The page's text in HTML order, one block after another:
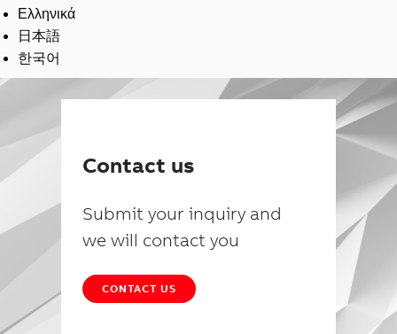
Ελληνικά
日本語
한국어
Contact us
Submit your inquiry and
we will contact you
CONTACT US